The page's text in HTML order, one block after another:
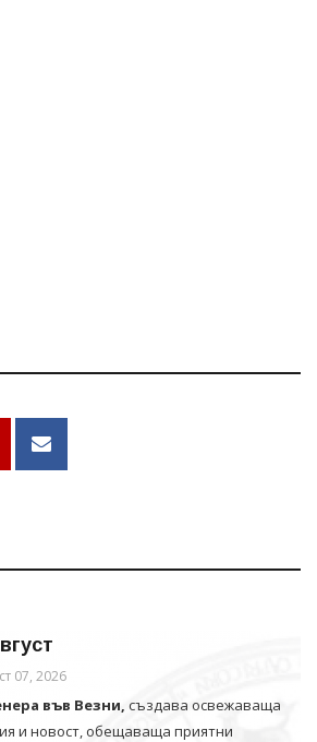
07, 2026
във Везни, създава освежаваща
и новост, обещаваща приятни